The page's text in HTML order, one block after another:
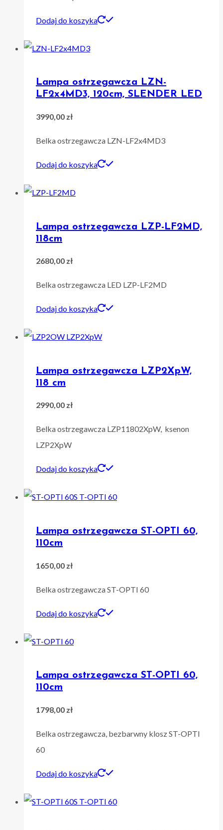
Dodaj do koszyka
Lampa ostrzegawcza LZN-
LF2x4MD3, 120cm, SLENDER LED
3990,00 zł
Belka ostrzegawcza LZN-LF2x4MD3
Dodaj do koszyka
Lampa ostrzegawcza LZP-LF2MD,
118cm
2680,00 zł
Belka ostrzegawcza LED LZP-LF2MD
Dodaj do koszyka
Lampa ostrzegawcza LZP2XpW,
118 cm
2990,00 zł
Belka ostrzegawcza LZP11802XpW, ksenon
LZP2XpW
Dodaj do koszyka
Lampa ostrzegawcza ST-OPTI 60,
110cm
1650,00 zł
Belka ostrzegawcza ST-OPTI 60
Dodaj do koszyka
Lampa ostrzegawcza ST-OPTI 60,
110cm
1798,00 zł
Belka ostrzegawcza, bezbarwny klosz ST-OPTI
60
Dodaj do koszyka